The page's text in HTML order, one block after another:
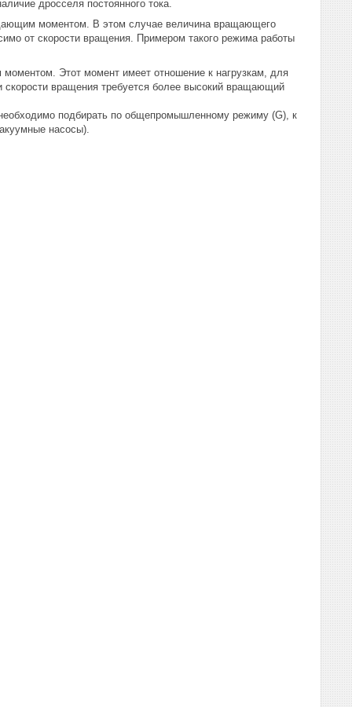
дросселя постоянного тока.
моментом. В этом случае величина вращающего
от скорости вращения. Примером такого режима работы
Этот момент имеет отношение к нагрузкам, для
вращения требуется более высокий вращающий
подбирать по общепромышленному режиму (G), к
насосы).